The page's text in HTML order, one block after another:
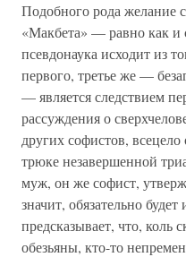
Подобного рода желание
«Макбета» — равно как и
псевдонаука исходит из
первого, третье же —
— является следствием
рассуждения о
других софистов,
трюке незавершенной
муж, он же софист,
значит, обязательно
предсказывает, что, коль
обезьяны, кто-то